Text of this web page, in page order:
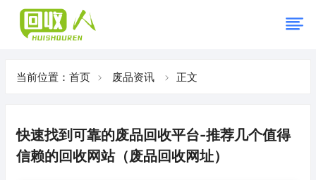
当前位置： 首页 废品资讯 正文
快速找到可靠的废品回收平台-推荐几个值得
信赖的回收网站（废品回收网址）